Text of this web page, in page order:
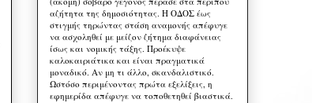
αζήτητα της δημοσιότητας. Η ΟΔΟΣ έως
στιγμής τηρώντας στάση αναμονής απέφυγε
να ασχοληθεί με μείζον ζήτημα διαφάνειας
ίσως και νομικής τάξης. Προέκυψε
καλοκαιριάτικα και είναι πραγματικά
μοναδικό. Αν μη τι άλλο, σκανδαλιστικό.
Ωστόσο περιμένοντας πρώτα εξελίξεις, η
εφημερίδα απέφυγε να τοποθετηθεί βιαστικά.